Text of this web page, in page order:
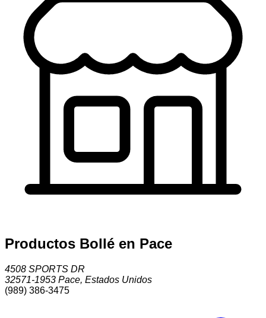
Productos Bollé en Pace
4508 SPORTS DR
32571-1953 Pace, Estados Unidos
(989) 386-3475